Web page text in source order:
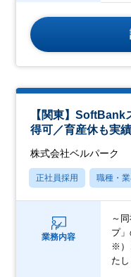
【関東】
得可／育産休も実
株式会社ベルパーク
正社員採用 職種・
業務内容
～
プ
※）
た